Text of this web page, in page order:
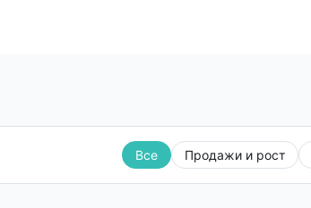
Все Продажи и рост